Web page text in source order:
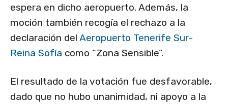
espera en dicho aeropuerto. Además, la
moción también recogía el rechazo a la
declaración del Aeropuerto Tenerife Sur-
Reina Sofía como “Zona Sensible”.
El resultado de la votación fue desfavorable,
dado que no hubo unanimidad, ni apoyo a la